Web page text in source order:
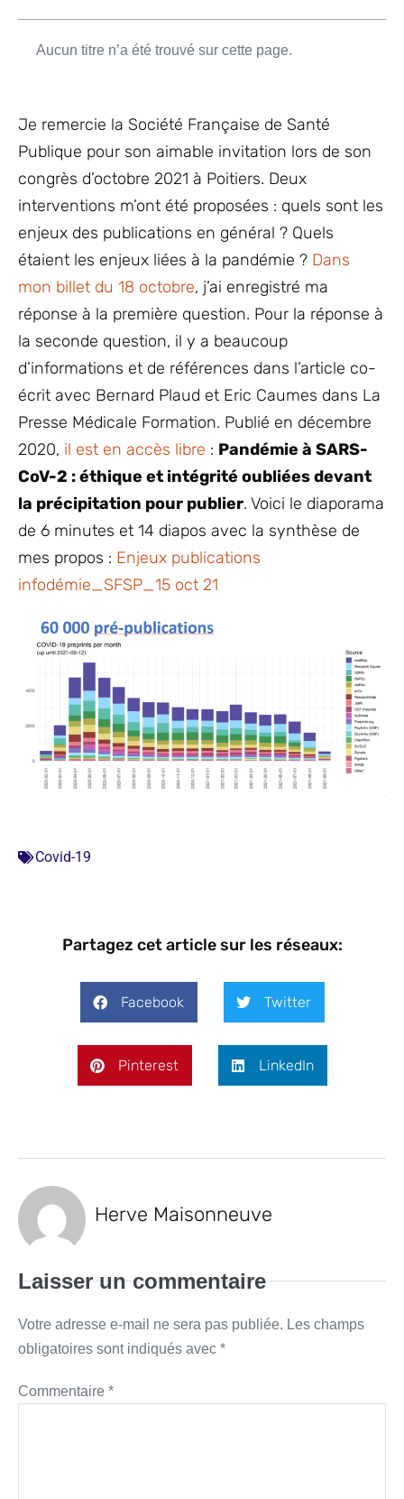
Aucun titre n’a été trouvé sur cette page.
Je remercie la Société Française de Santé
Publique pour son aimable invitation lors de son
congrès d’octobre 2021 à Poitiers. Deux
interventions m’ont été proposées : quels sont les
enjeux des publications en général ? Quels
étaient les enjeux liées à la pandémie ? Dans
mon billet du 18 octobre, j’ai enregistré ma
réponse à la première question. Pour la réponse à
la seconde question, il y a beaucoup
d’informations et de références dans l’article co-
écrit avec Bernard Plaud et Eric Caumes dans La
Presse Médicale Formation. Publié en décembre
2020, il est en accès libre : Pandémie à SARS-
CoV-2 : éthique et intégrité oubliées devant
la précipitation pour publier. Voici le diaporama
de 6 minutes et 14 diapos avec la synthèse de
mes propos : Enjeux publications
infodémie_SFSP_15 oct 21
Covid-19
Partagez cet article sur les réseaux:
Facebook Twitter
Pinterest LinkedIn
Herve Maisonneuve
Laisser un commentaire
Votre adresse e-mail ne sera pas publiée. Les champs
obligatoires sont indiqués avec *
Commentaire *